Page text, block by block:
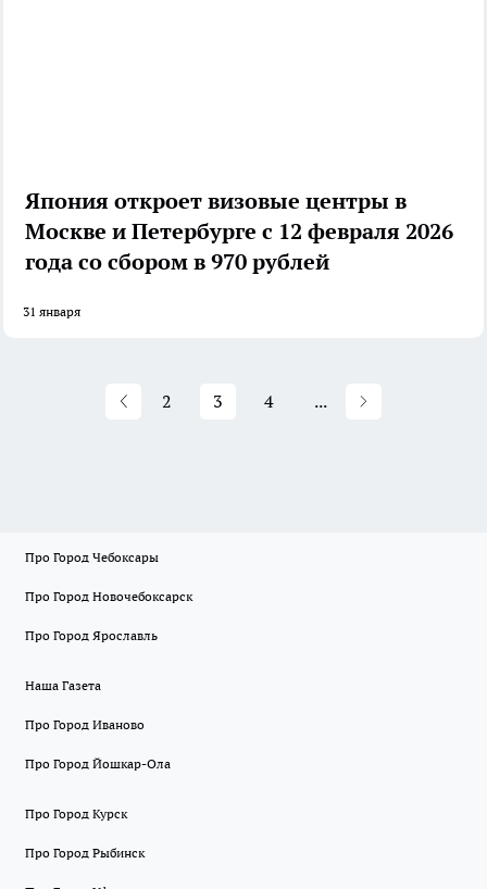
Япония откроет визовые центры в
Москве и Петербурге с 12 февраля 2026
года со сбором в 970 рублей
31 января
2 3 4 ...
Про Город Чебоксары
Про Город Новочебоксарск
Про Город Ярославль
Наша Газета
Про Город Иваново
Про Город Йошкар-Ола
Про Город Курск
Про Город Рыбинск